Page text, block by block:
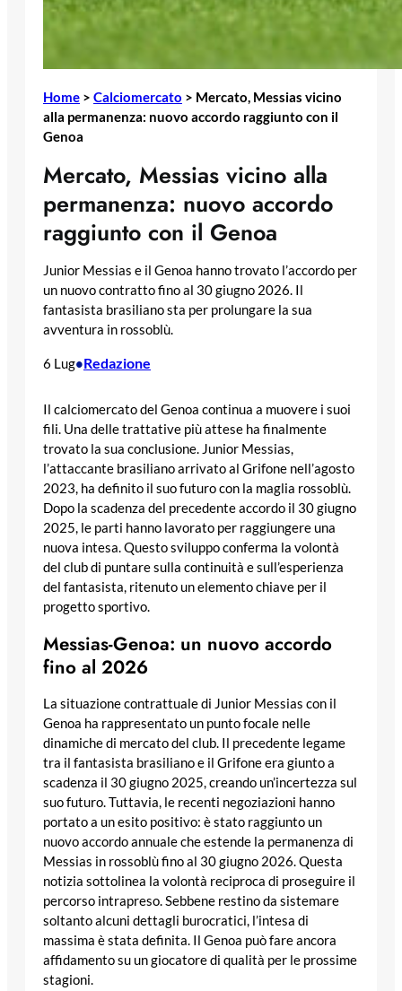
Home > Calciomercato > Mercato, Messias vicino
alla permanenza: nuovo accordo raggiunto con il
Genoa
Mercato, Messias vicino alla
permanenza: nuovo accordo
raggiunto con il Genoa
Junior Messias e il Genoa hanno trovato l’accordo per
un nuovo contratto fino al 30 giugno 2026. Il
fantasista brasiliano sta per prolungare la sua
avventura in rossoblù.
6 Lug•Redazione
Il calciomercato del Genoa continua a muovere i suoi
fili. Una delle trattative più attese ha finalmente
trovato la sua conclusione. Junior Messias,
l’attaccante brasiliano arrivato al Grifone nell’agosto
2023, ha definito il suo futuro con la maglia rossoblù.
Dopo la scadenza del precedente accordo il 30 giugno
2025, le parti hanno lavorato per raggiungere una
nuova intesa. Questo sviluppo conferma la volontà
del club di puntare sulla continuità e sull’esperienza
del fantasista, ritenuto un elemento chiave per il
progetto sportivo.
Messias-Genoa: un nuovo accordo
fino al 2026
La situazione contrattuale di Junior Messias con il
Genoa ha rappresentato un punto focale nelle
dinamiche di mercato del club. Il precedente legame
tra il fantasista brasiliano e il Grifone era giunto a
scadenza il 30 giugno 2025, creando un’incertezza sul
suo futuro. Tuttavia, le recenti negoziazioni hanno
portato a un esito positivo: è stato raggiunto un
nuovo accordo annuale che estende la permanenza di
Messias in rossoblù fino al 30 giugno 2026. Questa
notizia sottolinea la volontà reciproca di proseguire il
percorso intrapreso. Sebbene restino da sistemare
soltanto alcuni dettagli burocratici, l’intesa di
massima è stata definita. Il Genoa può fare ancora
affidamento su un giocatore di qualità per le prossime
stagioni.